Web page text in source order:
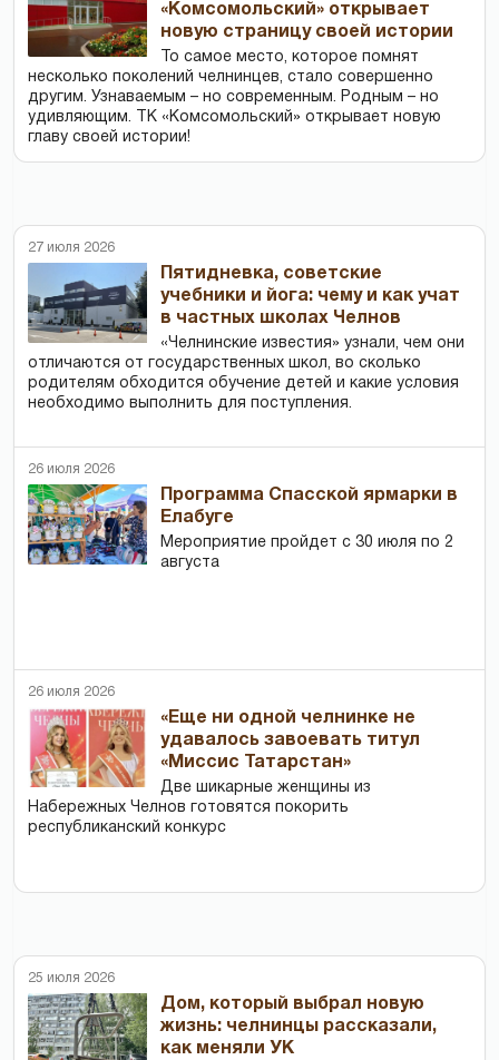
«Комсомольский» открывает
новую страницу своей истории
То самое место, которое помнят
несколько поколений челнинцев, стало совершенно
другим. Узнаваемым – но современным. Родным – но
удивляющим. ТК «Комсомольский» открывает новую
главу своей истории!
27 июля 2026
Пятидневка, советские
учебники и йога: чему и как учат
в частных школах Челнов
«Челнинские известия» узнали, чем они
отличаются от государственных школ, во сколько
родителям обходится обучение детей и какие условия
необходимо выполнить для поступления.
26 июля 2026
Программа Спасской ярмарки в
Елабуге
Мероприятие пройдет с 30 июля по 2
августа
26 июля 2026
«Еще ни одной челнинке не
удавалось завоевать титул
«Миссис Татарстан»
Две шикарные женщины из
Набережных Челнов готовятся покорить
республиканский конкурс
25 июля 2026
Дом, который выбрал новую
жизнь: челнинцы рассказали,
как меняли УК